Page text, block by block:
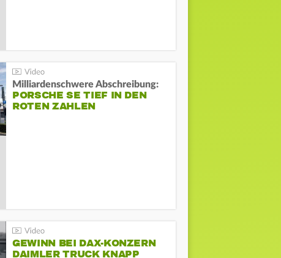
Milliardenschwere Abschreibung:
PORSCHE SE TIEF IN DEN
ROTEN ZAHLEN
GEWINN BEI DAX-KONZERN
DAIMLER TRUCK KNAPP